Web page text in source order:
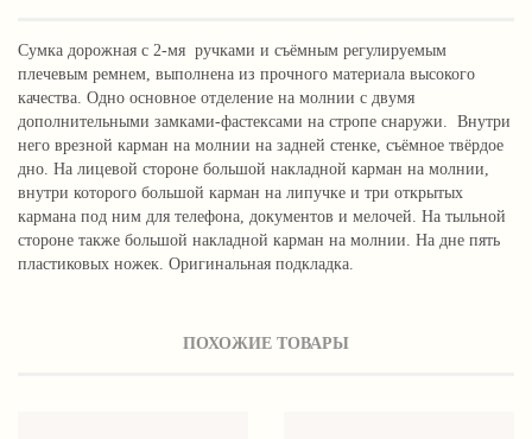
Сумка дорожная с 2-мя ручками и съёмным регулируемым
плечевым ремнем, выполнена из прочного материала высокого
качества. Одно основное отделение на молнии с двумя
дополнительными замками-фастексами на стропе снаружи. Внутри
него врезной карман на молнии на задней стенке, съёмное твёрдое
дно. На лицевой стороне большой накладной карман на молнии,
внутри которого большой карман на липучке и три открытых
кармана под ним для телефона, документов и мелочей. На тыльной
стороне также большой накладной карман на молнии. На дне пять
пластиковых ножек. Оригинальная подкладка.
ПОХОЖИЕ ТОВАРЫ